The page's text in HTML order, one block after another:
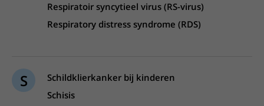
Respiratoir syncytieel virus (RS-virus)
Respiratory distress syndrome (RDS)
S
Schildklierkanker bij kinderen
Schisis